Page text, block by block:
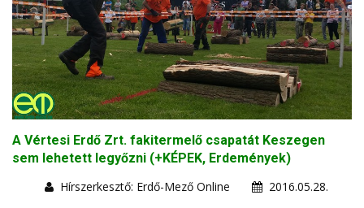
A Vértesi Erdő Zrt. fakitermelő csapatát Keszegen
sem lehetett legyőzni (+KÉPEK, Erdemények)
Hírszerkesztő: Erdő-Mező Online
2016.05.28.